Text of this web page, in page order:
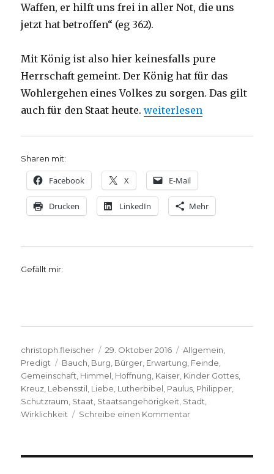
Waffen, er hilft uns frei in aller Not, die uns
jetzt hat betroffen“ (eg 362).
Mit König ist also hier keinesfalls pure
Herrschaft gemeint. Der König hat für das
Wohlergehen eines Volkes zu sorgen. Das gilt
auch für den Staat heute.„Predigt über Philipper 3,
weiterlesen
Sharen mit:
Facebook X E-Mail
Drucken LinkedIn Mehr
Gefällt mir:
Autor
christoph.fleischer
Veröffentlicht
am
29. Oktober 2016 Kategorien
Allgemein
Predigt
Schlagwörter
Bauch Burg Bürger Erwartung Feinde
Gemeinschaft Himmel Hoffnung Kaiser Kinder Gottes
Kreuz Lebensstil Liebe Lutherbibel Paulus Philipper
Schutzraum Staat Staatsangehörigkeit Stadt
Wirklichkeit
Schreibe einen Kommentarzu